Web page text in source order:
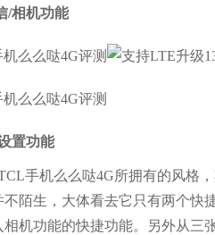
/相机功能
置功能
手机么么哒4G所拥有的风格
陌生，大体看去它只有两个
机功能的快捷功能。另外从